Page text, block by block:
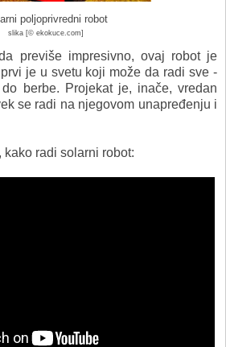
poljoprivredni robot
slika [© ekokuce.com]
previše impresivno, ovaj robot je
je u svetu koji može da radi sve -
berbe. Projekat je, inače, vredan
se radi na njegovom unapređenju i
radi solarni robot: